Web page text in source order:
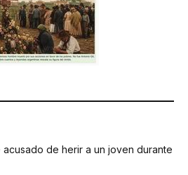
de herir a un joven durante